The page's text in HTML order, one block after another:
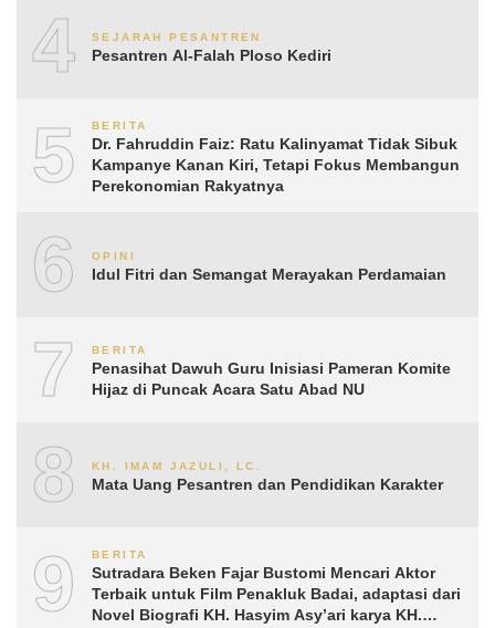
4 SEJARAH PESANTREN
Pesantren Al-Falah Ploso Kediri
5 BERITA
Dr. Fahruddin Faiz: Ratu Kalinyamat Tidak Sibuk
Kampanye Kanan Kiri, Tetapi Fokus Membangun
Perekonomian Rakyatnya
6 OPINI
Idul Fitri dan Semangat Merayakan Perdamaian
7 BERITA
Penasihat Dawuh Guru Inisiasi Pameran Komite
Hijaz di Puncak Acara Satu Abad NU
8 KH. IMAM JAZULI, LC.
Mata Uang Pesantren dan Pendidikan Karakter
9 BERITA
Sutradara Beken Fajar Bustomi Mencari Aktor
Terbaik untuk Film Penakluk Badai, adaptasi dari
Novel Biografi KH. Hasyim Asy’ari karya KH.